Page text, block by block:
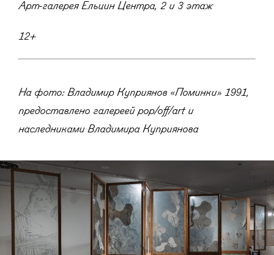
Арт-галерея Ельцин Центра, 2 и 3 этаж
12+
На фото: Владимир Куприянов «Поминки» 1991,
предоставлено галереей pop/off/art и
наследниками Владимира Куприянова